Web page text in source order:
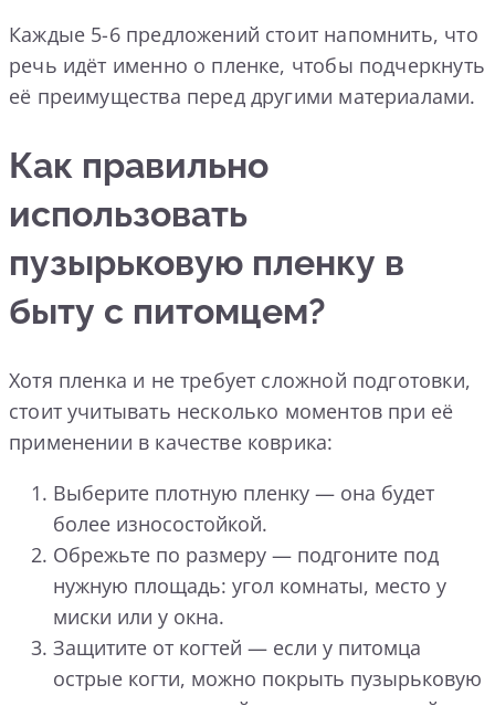
Каждые 5-6 предложений стоит напомнить, что
речь идёт именно о пленке, чтобы подчеркнуть
её преимущества перед другими материалами.
Как правильно
использовать
пузырьковую пленку в
быту с питомцем?
Хотя пленка и не требует сложной подготовки,
стоит учитывать несколько моментов при её
применении в качестве коврика:
Выберите плотную пленку — она будет
более износостойкой.
Обрежьте по размеру — подгоните под
нужную площадь: угол комнаты, место у
миски или у окна.
Защитите от когтей — если у питомца
острые когти, можно покрыть пузырьковую